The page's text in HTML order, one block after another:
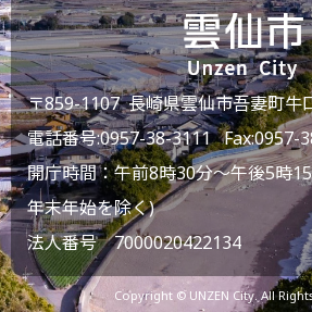
〒859-1107 長崎県雲仙市吾妻町
電話番号:0957-38-3111Fax:0957-
開庁時間：午前8時30分～午後5時
年末年始を除く)
法人番号 7000020422134
Copyright © UNZEN City. All